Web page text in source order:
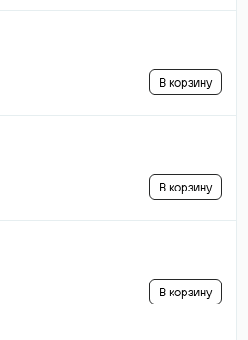
В корзину
В корзину
В корзину